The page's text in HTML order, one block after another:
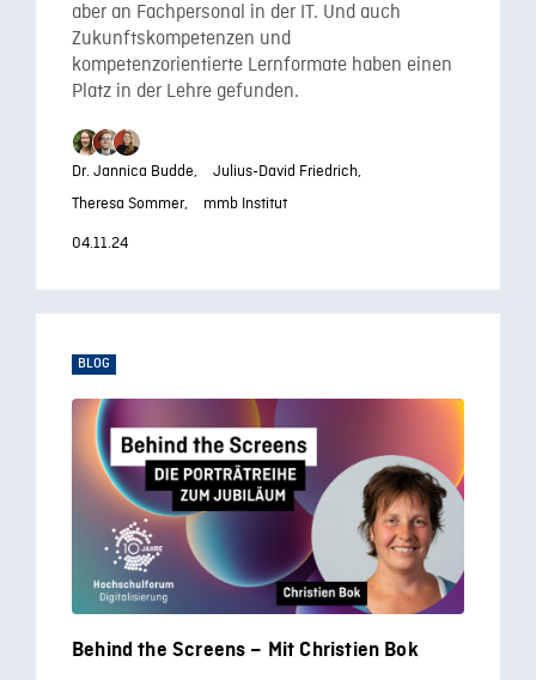
aber an Fachpersonal in der IT. Und auch
Zukunftskompetenzen und
kompetenzorientierte Lernformate haben einen
Platz in der Lehre gefunden.
Dr. Jannica Budde,
Julius-David Friedrich,
Theresa Sommer,
mmb Institut
04.11.24
BLOG
Behind the Screens – Mit Christien Bok